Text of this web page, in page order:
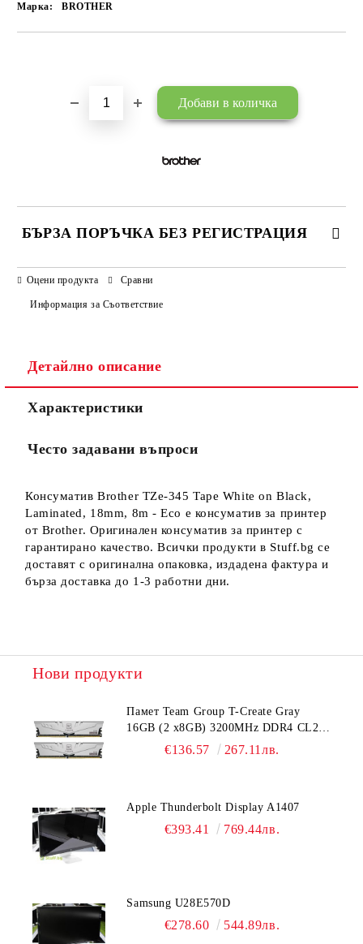
Марка: BROTHER
БЪРЗА ПОРЪЧКА БЕЗ РЕГИСТРАЦИЯ
САМО ПОПЪЛНЕТЕ 3 ПОЛЕТА
Оцени продукта Сравни
Информация за Съответствие
Детайлно описание
Характеристики
Често задавани въпроси
Консуматив Brother TZe-345 Tape White on Black,
Laminated, 18mm, 8m - Eco е консуматив за принтер
от Brother. Оригинален консуматив за принтер с
гарантирано качество. Всички продукти в Stuff.bg се
доставят с оригинална опаковка, издадена фактура и
бърза доставка до 1-3 работни дни.
Нови продукти
Памет Team Group T-Create Gray
16GB (2 x8GB) 3200MHz DDR4 CL22-
22-22-52 1.2V
€136.57 267.11лв.
Apple Thunderbolt Display A1407
€393.41 769.44лв.
Samsung U28E570D
€278.60 544.89лв.